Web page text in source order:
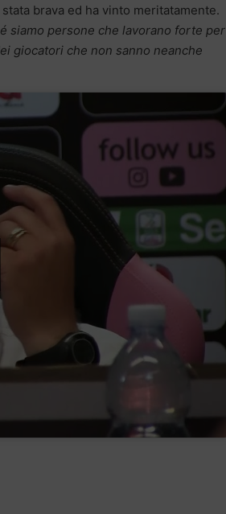
brava ed ha vinto meritatamente.
siamo persone che lavorano forte per
giocatori che non sanno neanche